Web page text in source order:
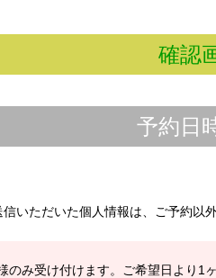
確認
予約日
いただいた個人情報は、ご予約以
のみ受け付けます。ご希望日より1